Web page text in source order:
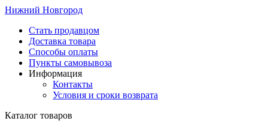
Нижний Новгород
Стать продавцом
Доставка товара
Способы оплаты
Пункты самовывоза
Информация
Контакты
Условия и сроки возврата
Каталог товаров